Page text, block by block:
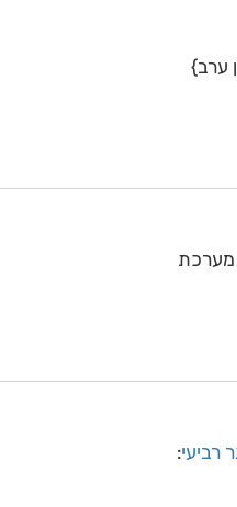
ערב}
מערכת
רביעי: